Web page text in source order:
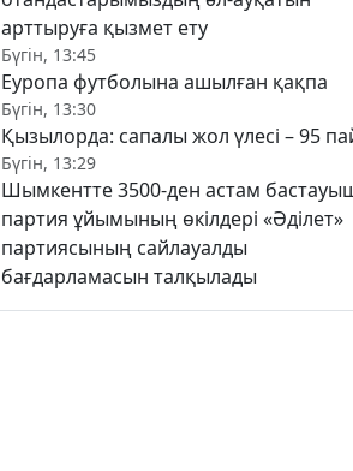
арттыруға қызмет ету
Бүгін, 13:45
Еуропа футболына ашылған қақпа
Бүгін, 13:30
Қызылорда: сапалы жол үлесі – 95
Бүгін, 13:29
Шымкентте 3500-ден астам
партия ұйымының өкілдері «Әділет»
партиясының сайлауалды
бағдарламасын талқылады